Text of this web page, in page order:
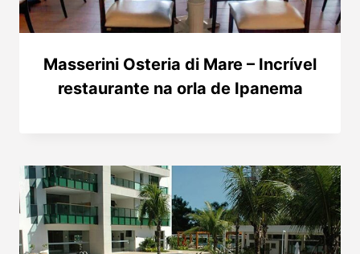
Masserini Osteria di Mare – Incrível
restaurante na orla de Ipanema